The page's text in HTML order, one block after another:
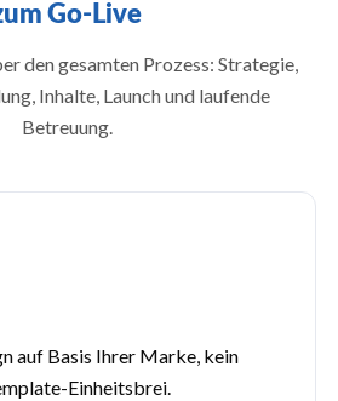
Go-Live
den gesamten Prozess: Strategie,
Inhalte, Launch und laufende
Betreuung.
auf Basis Ihrer Marke, kein
Einheitsbrei.